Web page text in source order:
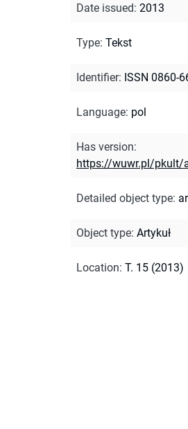
Date issued: 2013
Type: Tekst
Identifier: ISSN 0860-
Language: pol
Has version:
https://wuwr.pl/pkult/
Detailed object type:
Object type: Artykuł
Location: T. 15 (2013)